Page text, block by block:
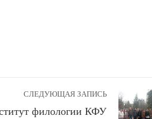
СЛЕДУЮЩАЯ ЗАПИСЬ
филологии КФУ